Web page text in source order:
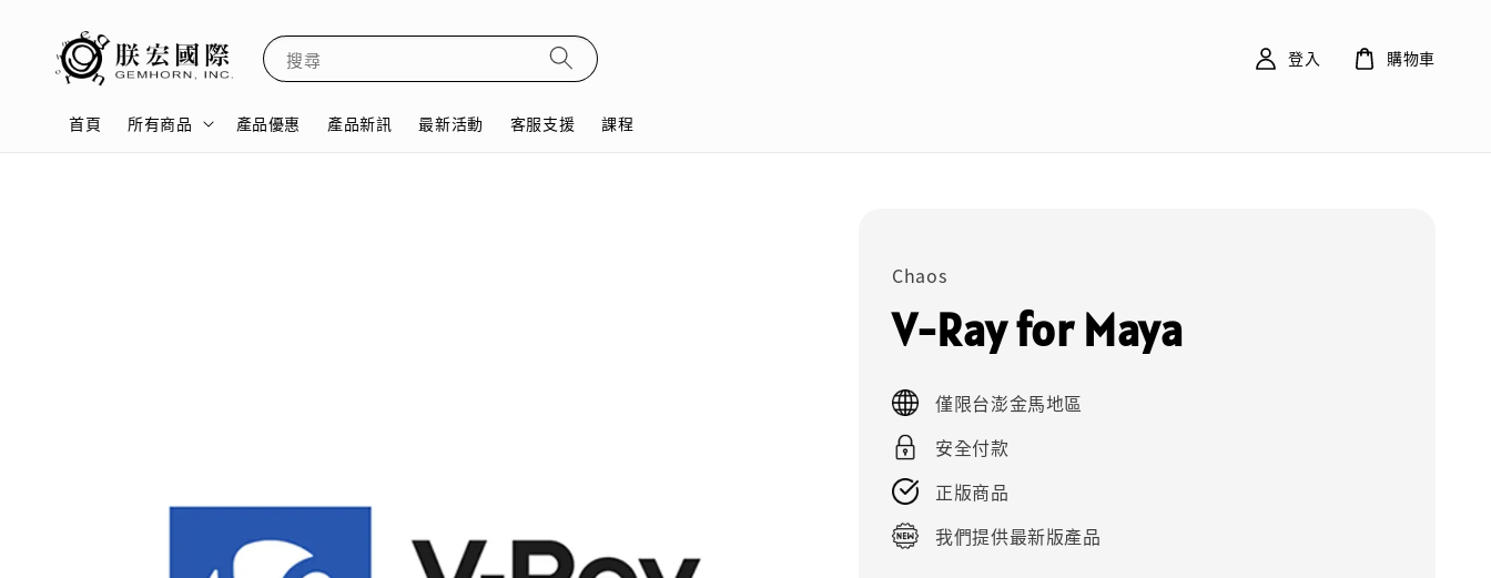
搜尋
首頁 所有商品 產品優惠 產品新訊 最新活動 客服支援 課程
登入 購物車
Chaos
V-Ray for Maya
僅限台澎金馬地區
安全付款
正版商品
我們提供最新版產品